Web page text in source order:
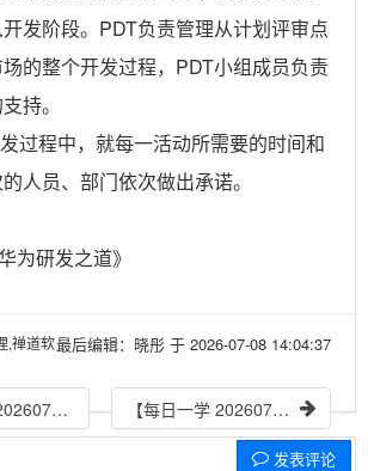
发阶段。PDT负责管理从计划评审点
的整个开发过程，PDT小组成员负责
持。
过程中，就每一活动所需要的时间和
人员、部门依次做出承诺。
为研发之道》
最后编辑：晓彤 于 2026-07-08 14:04:37
,禅道软
【每日一学 20260707】IPD流程简介（上） 【每日一学 20260709】敏捷之道——敏捷教练在教练团队时应该做什么
发表评论